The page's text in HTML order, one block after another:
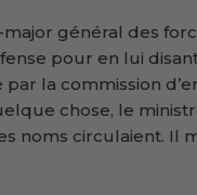
général des
pour en lui
la commission
chose, le
noms circulaient. Il